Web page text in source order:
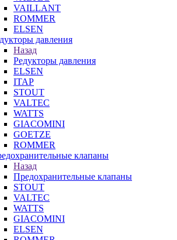
VAILLANT
ROMMER
ELSEN
давления
Назад
Редукторы давления
ELSEN
ITAP
STOUT
VALTEC
WATTS
GIACOMINI
GOETZE
ROMMER
клапаны
Назад
Предохранительные клапаны
STOUT
VALTEC
WATTS
GIACOMINI
ELSEN